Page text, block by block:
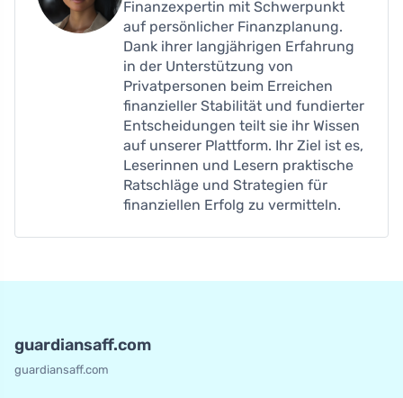
Finanzexpertin mit Schwerpunkt
auf persönlicher Finanzplanung.
Dank ihrer langjährigen Erfahrung
in der Unterstützung von
Privatpersonen beim Erreichen
finanzieller Stabilität und fundierter
Entscheidungen teilt sie ihr Wissen
auf unserer Plattform. Ihr Ziel ist es,
Leserinnen und Lesern praktische
Ratschläge und Strategien für
finanziellen Erfolg zu vermitteln.
guardiansaff.com
guardiansaff.com